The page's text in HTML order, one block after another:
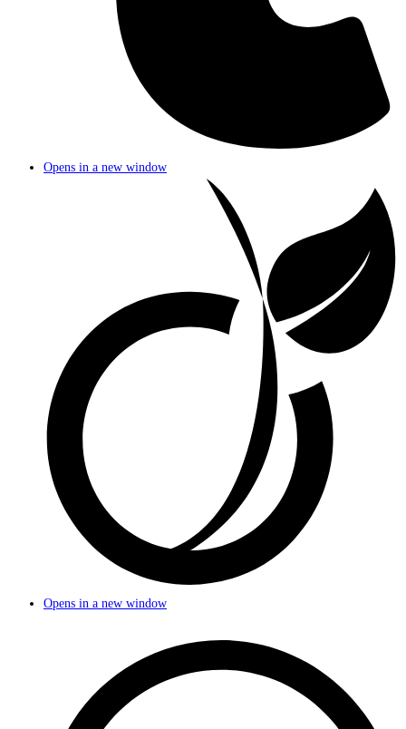
Opens in a new window
Opens in a new window